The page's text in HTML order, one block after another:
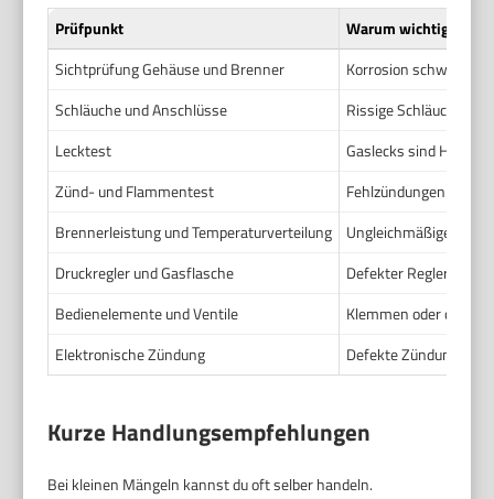
Prüfpunkt
Warum wichtig
Sichtprüfung Gehäuse und Brenner
Korrosion schwächt
Schläuche und Anschlüsse
Rissige Schläuche
Lecktest
Gaslecks sind
Zünd- und Flammentest
Fehlzündungen oder
Brennerleistung und Temperaturverteilung
Ungleichmäßige
Druckregler und Gasflasche
Defekter Regler
Bedienelemente und Ventile
Klemmen oder
Elektronische Zündung
Defekte Zündung
Kurze Handlungsempfehlungen
Bei kleinen Mängeln kannst du oft selber handeln.